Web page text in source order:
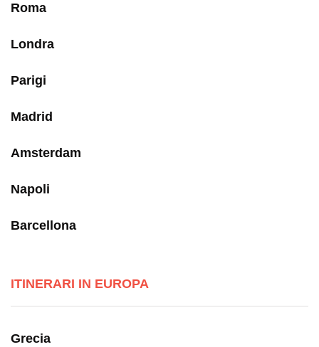
Roma
Londra
Parigi
Madrid
Amsterdam
Napoli
Barcellona
ITINERARI IN EUROPA
Grecia